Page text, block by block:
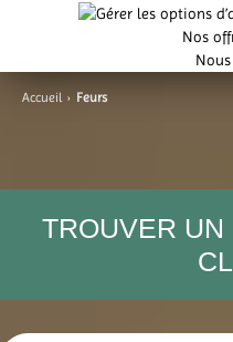
Nos
Accueil › Feurs
TROUVER